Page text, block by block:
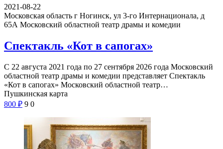
2021-08-22
Московская область г Ногинск, ул 3-го Интернационала, д
65А Московский областной театр драмы и комедии
Спектакль «Кот в сапогах»
С 22 августа 2021 года по 27 сентября 2026 года Московский
областной театр драмы и комедии представляет Спектакль
«Кот в сапогах» Московский областной театр…
Пушкинская карта
800 ₽ 9 0